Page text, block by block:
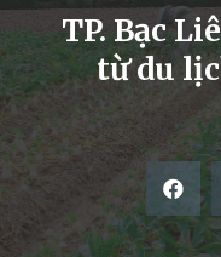
TP. Bạc
từ du